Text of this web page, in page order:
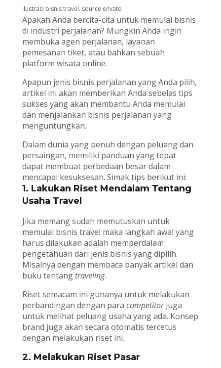
ilustrasi bisnis travel. source envato
Apakah Anda bercita-cita untuk memulai bisnis
di industri perjalanan? Mungkin Anda ingin
membuka agen perjalanan, layanan
pemesanan tiket, atau bahkan sebuah
platform wisata online.
Apapun jenis bisnis perjalanan yang Anda pilih,
artikel ini akan memberikan Anda sebelas tips
sukses yang akan membantu Anda memulai
dan menjalankan bisnis perjalanan yang
menguntungkan.
Dalam dunia yang penuh dengan peluang dan
persaingan, memiliki panduan yang tepat
dapat membuat perbedaan besar dalam
mencapai kesuksesan. Simak tips berikut ini:
1. Lakukan Riset Mendalam Tentang
Usaha Travel
Jika memang sudah memutuskan untuk
memulai bisnis travel maka langkah awal yang
harus dilakukan adalah memperdalam
pengetahuan dari jenis bisnis yang dipilih.
Misalnya dengan membaca banyak artikel dan
buku tentang traveling.
Riset semacam ini gunanya untuk melakukan
perbandingan dengan para competitorjuga
untuk melihat peluang usaha yang ada. Konsep
brand juga akan secara otomatis tercetus
dengan melakukan riset ini.
2. Melakukan Riset Pasar